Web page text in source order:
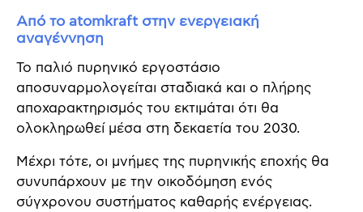
Από το atomkraft στην ενεργειακή
αναγέννηση
Το παλιό πυρηνικό εργοστάσιο
αποσυναρμολογείται σταδιακά και ο πλήρης
αποχαρακτηρισμός του εκτιμάται ότι θα
ολοκληρωθεί μέσα στη δεκαετία του 2030.
Μέχρι τότε, οι μνήμες της πυρηνικής εποχής θα
συνυπάρχουν με την οικοδόμηση ενός
σύγχρονου συστήματος καθαρής ενέργειας.